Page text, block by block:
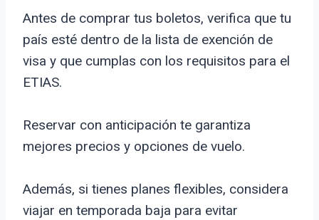
Antes de comprar tus boletos, verifica que tu
país esté dentro de la lista de exención de
visa y que cumplas con los requisitos para el
ETIAS.
Reservar con anticipación te garantiza
mejores precios y opciones de vuelo.
Además, si tienes planes flexibles, considera
viajar en temporada baja para evitar